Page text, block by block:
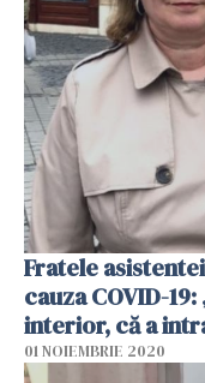
Fratele
cauza COVID-
interior, că a
01 NOIEMBRIE 2020